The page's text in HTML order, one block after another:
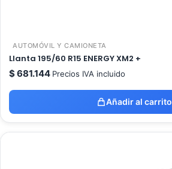
AUTOMÓVIL Y CAMIONETA
Llanta 195/60 R15 ENERGY XM2 +
$681.144 Precios IVA incluido
Añadir al carrito